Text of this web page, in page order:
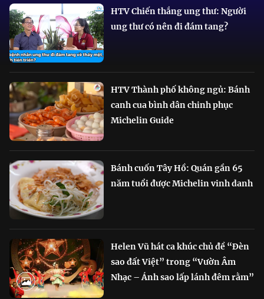
HTV Chiến thắng ung thư: Người
ung thư có nên đi đám tang?
HTV Thành phố không ngủ: Bánh
canh cua bình dân chinh phục
Michelin Guide
Bánh cuốn Tây Hồ: Quán gần 65
năm tuổi được Michelin vinh danh
Helen Vũ hát ca khúc chủ đề “Đèn
sao đất Việt” trong “Vườn Âm
Nhạc – Ánh sao lấp lánh đêm rằm”